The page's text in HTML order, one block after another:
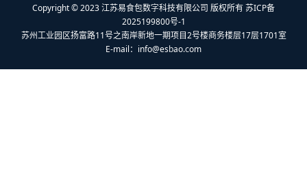
Copyright © 2023 江苏易食包数字科技有限公司 版权所有 苏ICP备
2025199800号-1
苏州工业园区扬富路11号之南岸新地一期项目2号楼商务楼层17层1701室
E-mail： info@esbao.com